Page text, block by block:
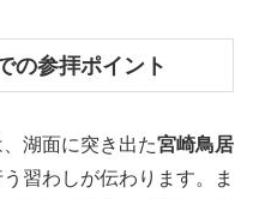
の参拝ポイント
、湖面に突き出た宮崎鳥居
習わしが伝わります。ま